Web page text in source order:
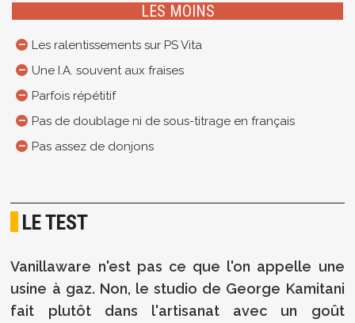
LES MOINS
Les ralentissements sur PS Vita
Une I.A. souvent aux fraises
Parfois répétitif
Pas de doublage ni de sous-titrage en français
Pas assez de donjons
LE TEST
Vanillaware n'est pas ce que l'on appelle une
usine à gaz. Non, le studio de George Kamitani
fait plutôt dans l'artisanat avec un goût